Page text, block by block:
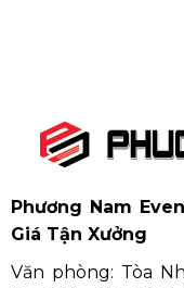
Phương Nam
Giá Tận Xưởng
Văn phòng: Tòa